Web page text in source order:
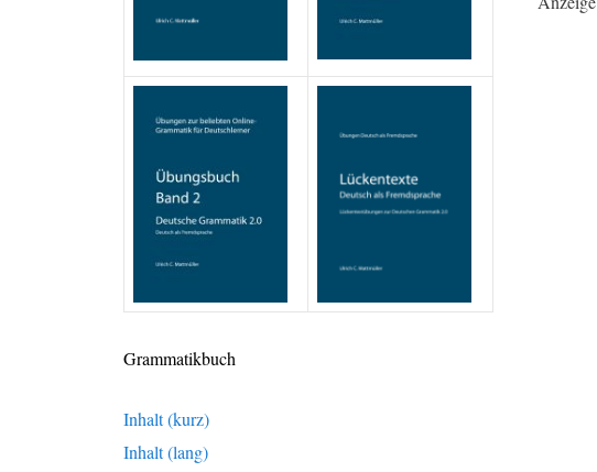
Grammatikbuch
Inhalt (kurz)
Inhalt (lang)